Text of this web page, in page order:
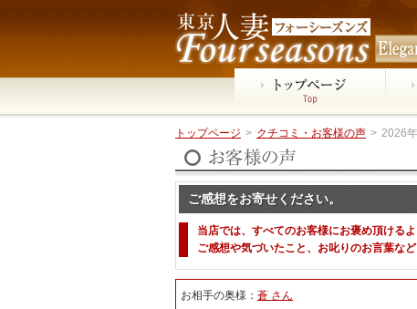
トップページ > クチコミ・お客様の声 > 2026
ご感想をお寄せください。
当店では、すべてのお客様にお褒め頂ける
ご感想や気づいたこと、お叱りのお言葉な
お相手の奥様： 蒼 さん